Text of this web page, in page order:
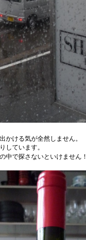
ける気が全然しません。
しています。
中で探さないといけません！